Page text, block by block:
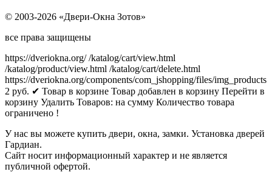
© 2003-2026 «Двери-Окна Зотов»
все права защищены
https://dveriokna.org/ /katalog/cart/view.html
/katalog/product/view.html /katalog/cart/delete.html
https://dveriokna.org/components/com_jshopping/files/img_products
2 руб. ✔ Товар в корзине Товар добавлен в корзину Перейти в
корзину Удалить Товаров: на сумму Количество товара
ограничено !
У нас вы можете купить двери, окна, замки. Установка дверей
Гардиан.
Сайт носит информационный характер и не является
публичной офертой.